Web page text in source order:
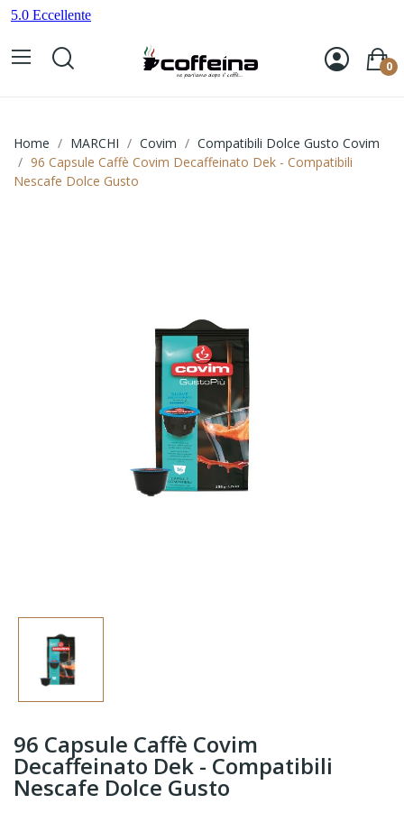
0
Home MARCHI Covim
Compatibili Dolce Gusto Covim
96 Capsule Caffè Covim Decaffeinato Dek - Compatibili
Nescafe Dolce Gusto
96 Capsule Caffè Covim
Decaffeinato Dek - Compatibili
Nescafe Dolce Gusto